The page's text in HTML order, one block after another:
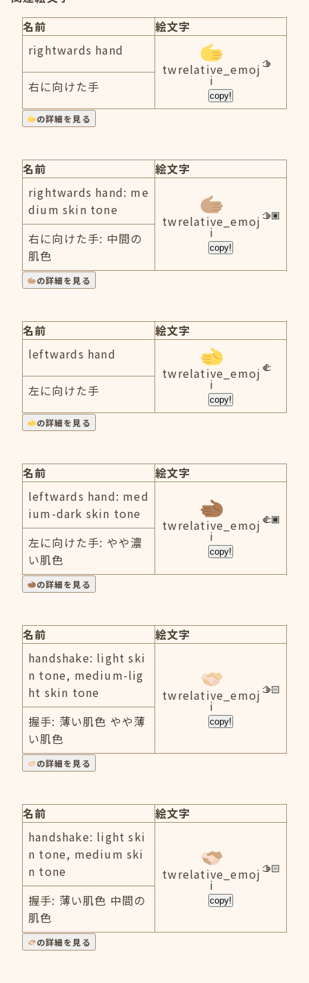
名前
絵文字
rightwards hand
twrelative_emoj
i
copy!
右に向けた手
の詳細を見る
名前
絵文字
rightwards hand: me
dium skin tone
twrelative_emoj
i
copy!
右に向けた手: 中間の
肌色
の詳細を見る
名前
絵文字
leftwards hand
twrelative_emoj
i
copy!
左に向けた手
の詳細を見る
名前
絵文字
leftwards hand: med
ium-dark skin tone
twrelative_emoj
i
copy!
左に向けた手: やや濃
い肌色
の詳細を見る
名前
絵文字
handshake: light ski
n tone, medium-lig
ht skin tone
twrelative_emoj
i
copy!
握手: 薄い肌色 やや薄
い肌色
の詳細を見る
名前
絵文字
handshake: light ski
n tone, medium ski
n tone
twrelative_emoj
i
copy!
握手: 薄い肌色 中間の
肌色
の詳細を見る